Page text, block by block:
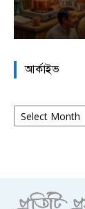
আর্কাইভ
আর্কাইভ